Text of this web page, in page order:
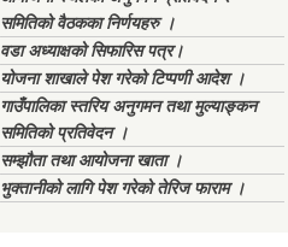
समितिको वैठकका निर्णयहरु ।
वडा अध्याक्षको सिफारिस पत्र।
योजना शाखाले पेश गरेको टिप्पणी आदेश ।
गाउँपालिका स्तरिय अनुगमन तथा मुल्याङ्कन
समितिको प्रतिवेदन ।
सम्झौता तथा आयोजना खाता ।
भुक्तानीको लागि पेश गरेको तेरिज फाराम ।